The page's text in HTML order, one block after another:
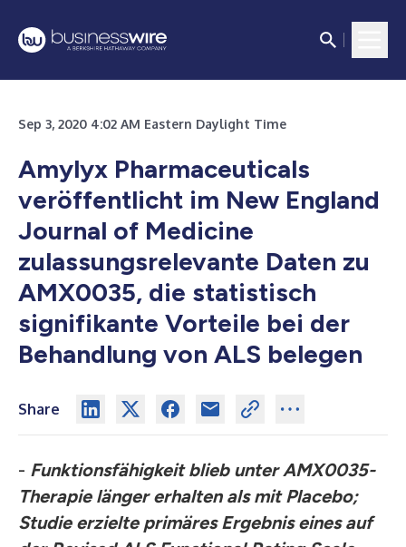
Sep 3, 2020 4:02 AM Eastern Daylight Time
Amylyx Pharmaceuticals
veröffentlicht im New England
Journal of Medicine
zulassungsrelevante Daten zu
AMX0035, die statistisch
signifikante Vorteile bei der
Behandlung von ALS belegen
Share
- Funktionsfähigkeit blieb unter AMX0035-
Therapie länger erhalten als mit Placebo;
Studie erzielte primäres Ergebnis eines auf